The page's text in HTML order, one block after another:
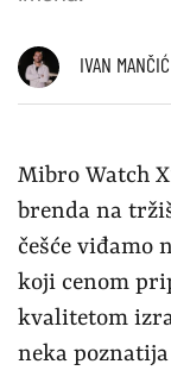
IVAN MANČIĆ
Mibro Watch
brenda na
češće viđamo
koji cenom
kvalitetom
neka